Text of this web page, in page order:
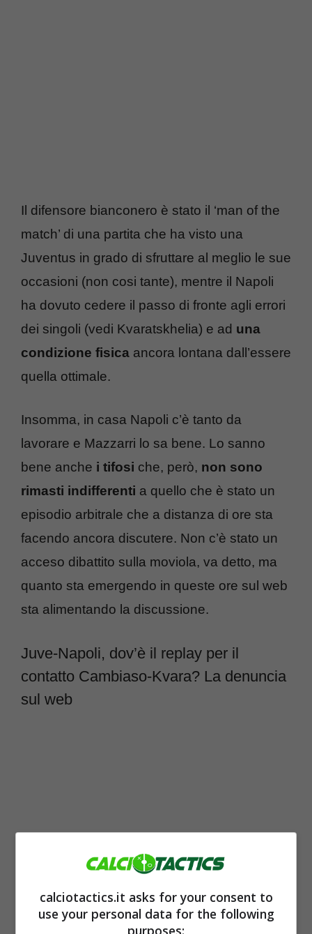
Il difensore bianconero è stato il ‘man of the
match’ di una partita che ha visto una
Juventus in grado di sfruttare al meglio le sue
occasioni (non cosi tante), mentre il Napoli
ha dovuto cedere il passo di fronte agli errori
dei singoli (vedi Kvaratskhelia) e ad una
condizione fisica ancora lontana dall’essere
quella ottimale.
Insomma, in casa Napoli c’è tanto da
lavorare e Mazzarri lo sa bene. Lo sanno
bene anche i tifosi che, però, non sono
rimasti indifferenti a quello che è stato un
episodio arbitrale che a distanza di ore sta
facendo ancora discutere. Non c’è stato un
acceso dibattito sulla moviola, va detto, ma
quanto sta emergendo in queste ore sul web
sta alimentando la discussione.
Juve-Napoli, dov’è il replay per il
contatto Cambiaso-Kvara? La denuncia
sul web
C’è un contatto nell’area di rigore della
calciotactics.it asks for your consent to
use your personal data for the following
purposes: